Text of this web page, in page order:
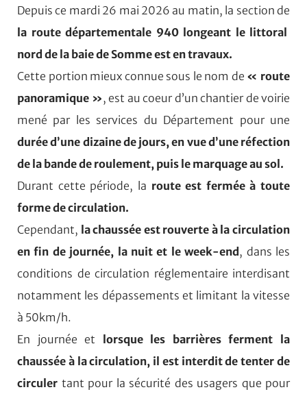
Depuis ce mardi 26 mai 2026 au matin, la section de
la route départementale 940 longeant le littoral
nord de la baie de Somme est en travaux.
Cette portion mieux connue sous le nom de « route
panoramique », est au coeur d’un chantier de voirie
mené par les services du Département pour une
durée d’une dizaine de jours, en vue d’une réfection
de la bande de roulement, puis le marquage au sol.
Durant cette période, la route est fermée à toute
forme de circulation.
Cependant, la chaussée est rouverte à la circulation
en fin de journée, la nuit et le week-end , dans les
conditions de circulation réglementaire interdisant
notamment les dépassements et limitant la vitesse
à 50km/h.
En journée et
lorsque les barrières ferment la
chaussée à la circulation, il est interdit de tenter de
circuler tant pour la sécurité des usagers que pour